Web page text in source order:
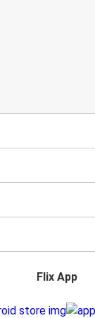
Flix App